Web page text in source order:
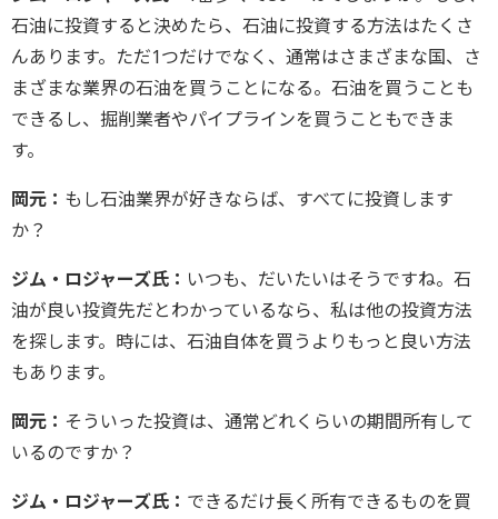
石油に投資すると決めたら、石油に投資する方法はたくさ
んあります。ただ1つだけでなく、通常はさまざまな国、さ
まざまな業界の石油を買うことになる。石油を買うことも
できるし、掘削業者やパイプラインを買うこともできま
す。
岡元： もし石油業界が好きならば、すべてに投資します
か？
ジム・ロジャーズ氏： いつも、だいたいはそうですね。石
油が良い投資先だとわかっているなら、私は他の投資方法
を探します。時には、石油自体を買うよりもっと良い方法
もあります。
岡元： そういった投資は、通常どれくらいの期間所有して
いるのですか？
ジム・ロジャーズ氏： できるだけ長く所有できるものを買